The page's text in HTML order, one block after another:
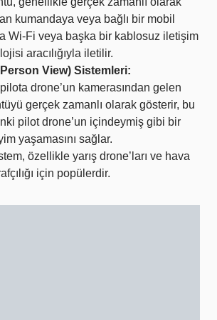
kumandaya veya bağlı bir mobil
Wi-Fi veya başka bir kablosuz iletişim
aracılığıyla iletilir.
View) Sistemleri:
drone’un kamerasından gelen
gerçek zamanlı olarak gösterir, bu
pilot drone’un içindeymiş gibi bir
yaşamasını sağlar.
özellikle yarış drone’ları ve hava
için popülerdir.